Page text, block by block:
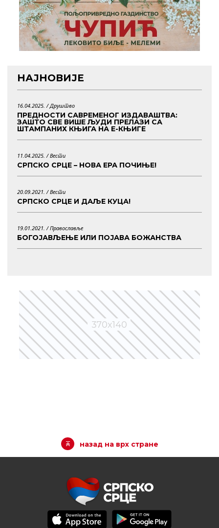
НАЈНОВИЈЕ
16.04.2025. /Друштво
ПРЕДНОСТИ САВРЕМЕНОГ ИЗДАВАШТВА:
ЗАШТО СВЕ ВИШЕ ЉУДИ ПРЕЛАЗИ СА
ШТАМПАНИХ КЊИГА НА Е-КЊИГЕ
11.04.2025. /Вести
СРПСКО СРЦЕ – НОВА ЕРА ПОЧИЊЕ!
20.09.2021. /Вести
СРПСКО СРЦЕ И ДАЉЕ КУЦА!
19.01.2021. /Православље
БОГОЈАВЉЕЊЕ ИЛИ ПОЈАВА БОЖАНСТВА
назад на врх стране